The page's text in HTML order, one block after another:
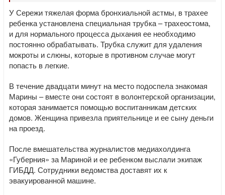
У Сережи тяжелая форма бронхиальной астмы, в трахее
ребенка установлена специальная трубка – трахеостома,
и для нормального процесса дыхания ее необходимо
постоянно обрабатывать. Трубка служит для удаления
мокроты и слюны, которые в противном случае могут
попасть в легкие.
В течение двадцати минут на место подоспела знакомая
Марины – вместе они состоят в волонтерской организации,
которая занимается помощью воспитанникам детских
домов. Женщина привезла приятельнице и ее сыну деньги
на проезд.
После вмешательства журналистов медиахолдинга
«Губерния» за Мариной и ее ребенком выслали экипаж
ГИБДД. Сотрудники ведомства доставят их к
эвакуированной машине.